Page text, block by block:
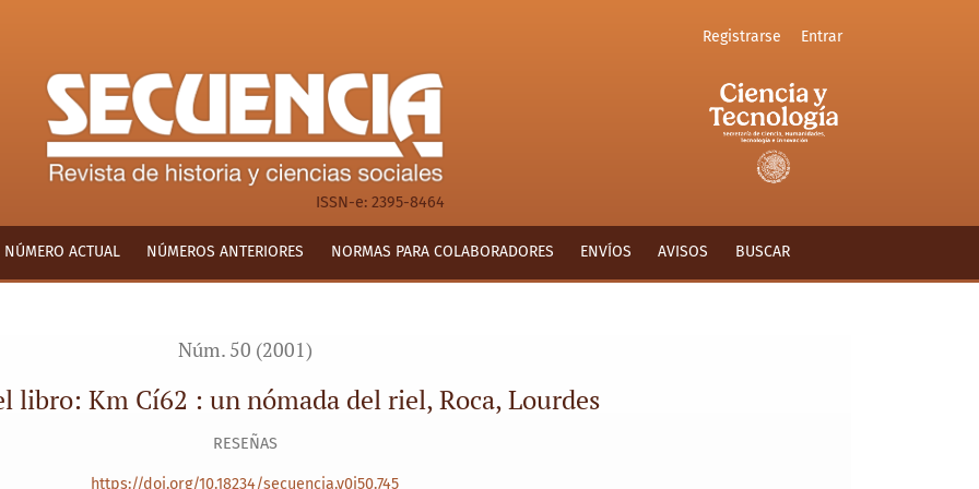
Roca, Lourdes
ISSN-e: 2395-8464
Registrarse Entrar
NÚMERO ACTUAL NÚMEROS ANTERIORES NORMAS PARA COLABORADORES ENVÍOS AVISOS BUSCAR
Núm. 50 (2001)
libro: Km Cí62 : un nómada del riel, Roca, Lourdes
RESEÑAS
https://doi.org/10.18234/secuencia.v0i50.745